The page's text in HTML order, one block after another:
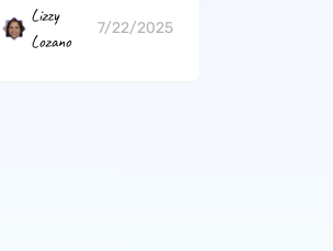
Lizzy
Lozano
7/22/2025